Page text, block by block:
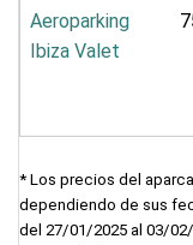
Aeroparking
Ibiza Valet
* Los precios del
dependiendo de sus
del 27/01/2025 al 03/